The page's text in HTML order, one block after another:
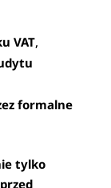
VAT,
formalne
tylko